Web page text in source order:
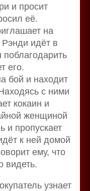
и просит
её.
на
идёт в
поблагодарить
его.
бой и находит
с ними
кокаин и
женщиной
и пропускает
к ней домой
ему, что
видеть.
узнает